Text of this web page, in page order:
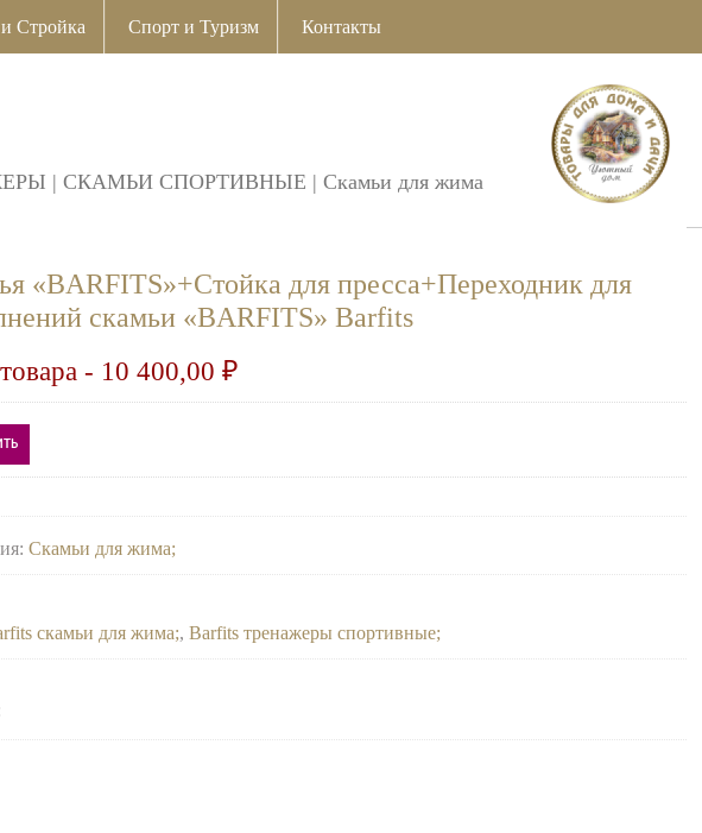
Стройка Спорт и Туризм Контакты
|СКАМЬИ СПОРТИВНЫЕ |Скамьи для жима
«BARFITS»+Стойка для пресса+Переходник для
скамьи «BARFITS» Barfits
- 10 400,00₽
Скамьи для жима
скамьи для жима ,Barfits тренажеры спортивные